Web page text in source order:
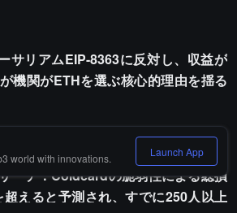
サリアムEIP-8363に反対し、収益が
機関がETHを選ぶ核心的理由を揺る
ーチ：Coldcardの脆弱性による総損
えると予測され、すでに250人以上
world with innovations. Launch App